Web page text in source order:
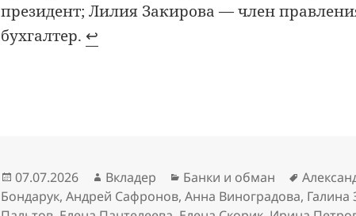
президент; Лилия Закирова — член
бухгалтер. ↩︎
Опубликовано
07.07.2026 Автор
Вкладер Рубрики
Банки и обман Метки
Бондарук,Андрей Сафронов,Анна Виноградова, Галина